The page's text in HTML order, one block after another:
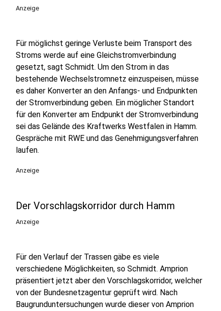
Anzeige
Für möglichst geringe Verluste beim Transport des
Stroms werde auf eine Gleichstromverbindung
gesetzt, sagt Schmidt. Um den Strom in das
bestehende Wechselstromnetz einzuspeisen, müsse
es daher Konverter an den Anfangs- und Endpunkten
der Stromverbindung geben. Ein möglicher Standort
für den Konverter am Endpunkt der Stromverbindung
sei das Gelände des Kraftwerks Westfalen in Hamm.
Gespräche mit RWE und das Genehmigungsverfahren
laufen.
Anzeige
Der Vorschlagskorridor durch Hamm
Anzeige
Für den Verlauf der Trassen gäbe es viele
verschiedene Möglichkeiten, so Schmidt. Amprion
präsentiert jetzt aber den Vorschlagskorridor, welcher
von der Bundesnetzagentur geprüft wird. Nach
Baugrunduntersuchungen wurde dieser von Amprion